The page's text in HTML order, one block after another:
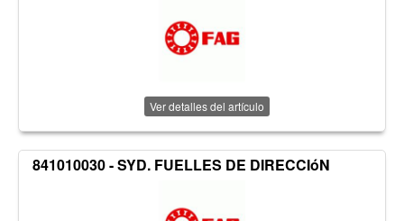
Ver detalles del artículo
841010030 - SYD. FUELLES DE DIRECCIóN